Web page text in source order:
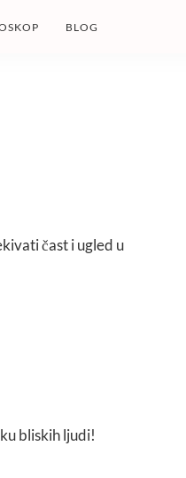
BLOG
čast i ugled u
bliskih ljudi!